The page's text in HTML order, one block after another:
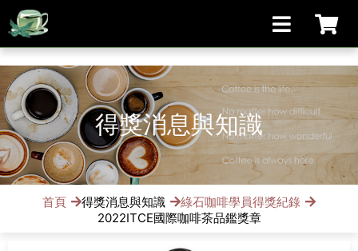
[手機/平板選擇頁面, 請點選螢幕左上方橫線條小圖]
得獎消息與知識
首頁 得獎消息與知識
綠石咖啡學員得獎紀錄
2022ITCE國際咖啡茶品鑑獎章